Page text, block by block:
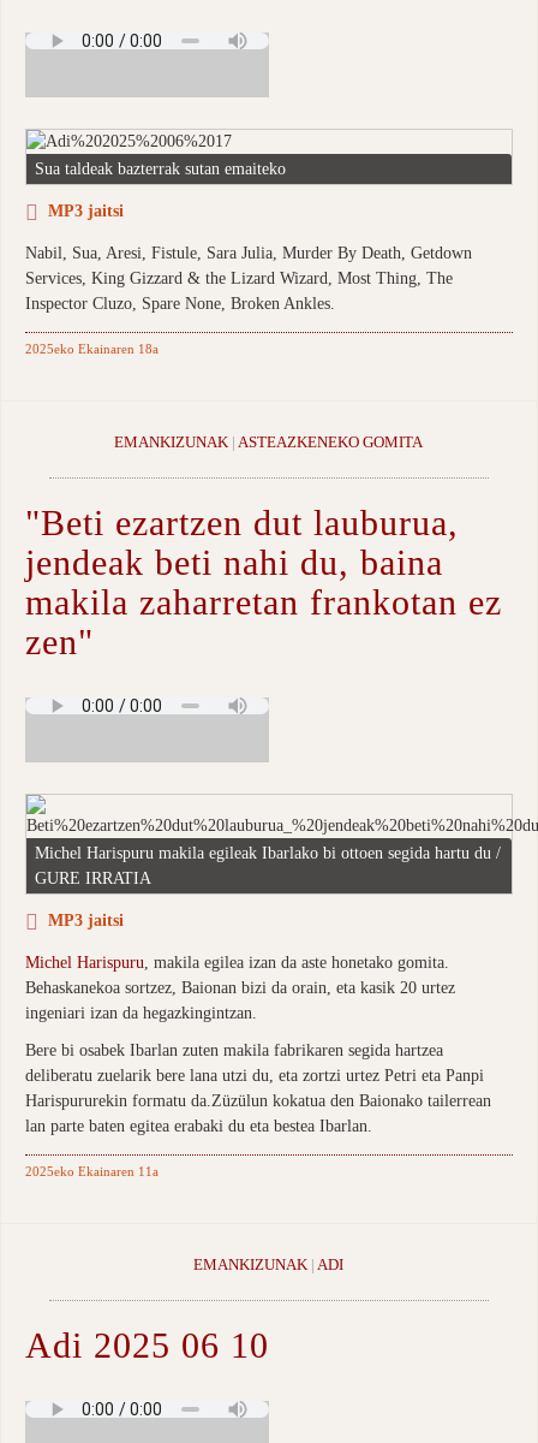
Sua taldeak bazterrak sutan emaiteko
MP3 jaitsi
Nabil, Sua, Aresi, Fistule, Sara Julia, Murder By Death, Getdown
Services, King Gizzard & the Lizard Wizard, Most Thing, The
Inspector Cluzo, Spare None, Broken Ankles.
2025eko Ekainaren 18a
EMANKIZUNAK |ASTEAZKENEKO GOMITA
"Beti ezartzen dut lauburua,
jendeak beti nahi du, baina
makila zaharretan frankotan ez
zen"
Michel Harispuru makila egileak Ibarlako bi ottoen segida hartu du /
GURE IRRATIA
MP3 jaitsi
Michel Harispuru, makila egilea izan da aste honetako gomita.
Behaskanekoa sortzez, Baionan bizi da orain, eta kasik 20 urtez
ingeniari izan da hegazkingintzan.
Bere bi osabek Ibarlan zuten makila fabrikaren segida hartzea
deliberatu zuelarik bere lana utzi du, eta zortzi urtez Petri eta Panpi
Harispururekin formatu da.Züzülun kokatua den Baionako tailerrean
lan parte baten egitea erabaki du eta bestea Ibarlan.
2025eko Ekainaren 11a
EMANKIZUNAK |ADI
Adi 2025 06 10